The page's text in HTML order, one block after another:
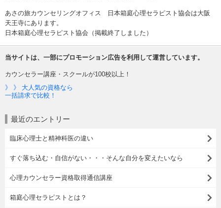
あさの旅カウンセリングオフィス 日本箱庭心理セラピスト協会は大阪
天王寺にあります。
日本箱庭心理セラピスト協会（掲載終了しました）
当サイトは、一部にプロモーション広告を利用して運営しています。
カウンセラー講座・スクールが100校以上！
》 》 大人気の資格なら
一括請求で比較！
最近のエントリー
臨床心理士と精神科医の違い
すぐ落ち込む・自信がない・・・そんな自分を変えたいなら
心理カウンセラー資格取得通信講座
箱庭心理セラピストとは？